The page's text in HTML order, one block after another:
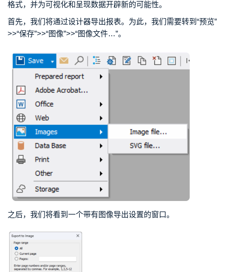
格式，并为可视化和呈现数据开辟新的可能性。
首先，我们将通过设计器导出报表。为此，我们需要转到“预览”
>>“保存”>>“图像”>>“图像文件…”。
之后，我们将看到一个带有图像导出设置的窗口。